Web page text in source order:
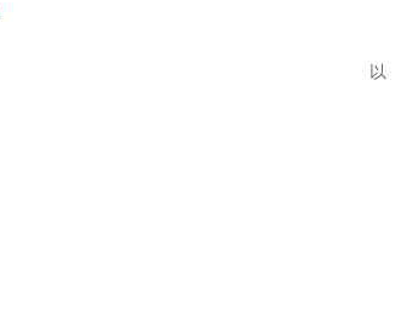
以